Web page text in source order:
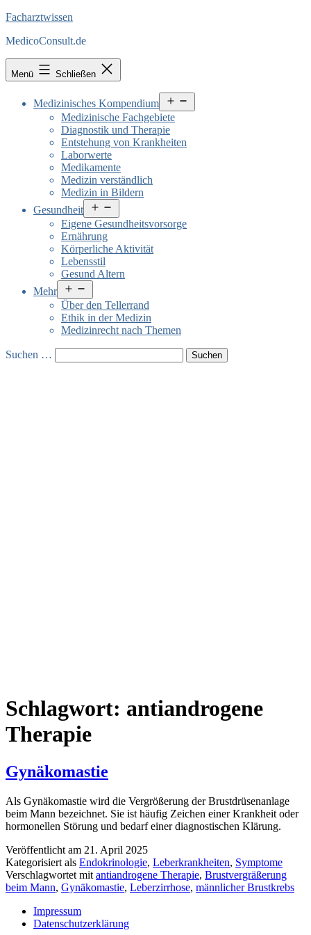
Facharztwissen
MedicoConsult.de
Menü Schließen
Medizinisches Kompendium
öffnen
Medizinische Fachgebiete
Diagnostik und Therapie
Entstehung von Krankheiten
Laborwerte
Medikamente
Medizin verständlich
Medizin in Bildern
Gesundheit
öffnen
Eigene Gesundheitsvorsorge
Ernährung
Körperliche Aktivität
Lebensstil
Gesund Altern
Mehr
öffnen
Über den Tellerrand
Ethik in der Medizin
Medizinrecht nach Themen
Suchen …
Schlagwort: antiandrogene
Therapie
Gynäkomastie
Als Gynäkomastie wird die Vergrößerung der Brustdrüsenanlage
beim Mann bezeichnet. Sie ist häufig Zeichen einer Krankheit oder
hormonellen Störung und bedarf einer diagnostischen Klärung.
Veröffentlicht am 21. April 2025
Kategorisiert als Endokrinologie, Leberkrankheiten, Symptome
Verschlagwortet mit antiandrogene Therapie, Brustvergräßerung
beim Mann, Gynäkomastie, Leberzirrhose, männlicher Brustkrebs
Impressum
Datenschutzerklärung